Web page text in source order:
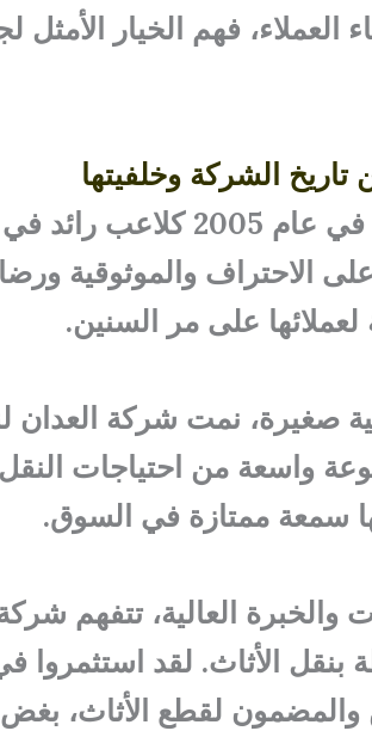
العملاء، فهم الخيار
تاريخ الشركة وخلفيتها
تأسست شركة العدان لنقل الأثاث
والموثوقية ورضا
على مر السنين.
صغيرة، نمت شركة العدان
واسعة من احتياجات
سمعة ممتازة في السوق.
والخبرة العالية، تتفهم
بنقل الأثاث. لقد
والمضمون لقطع الأثاث،